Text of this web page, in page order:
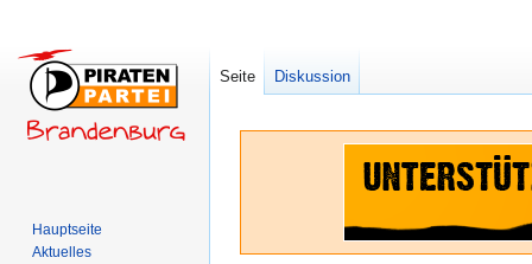
Seite Diskussion
Hauptseite
Aktuelles